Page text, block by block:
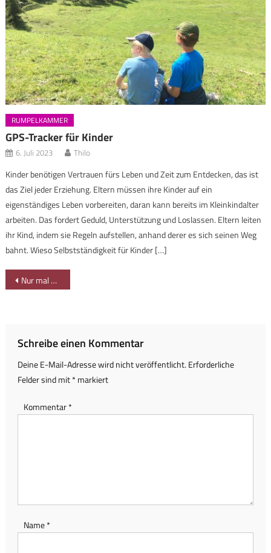
RUMPELKAMMER
GPS-Tracker für Kinder
6. Juli 2023 Thilo
Kinder benötigen Vertrauen fürs Leben und Zeit zum Entdecken, das ist
das Ziel jeder Erziehung. Eltern müssen ihre Kinder auf ein
eigenständiges Leben vorbereiten, daran kann bereits im Kleinkindalter
arbeiten. Das fordert Geduld, Unterstützung und Loslassen. Eltern leiten
ihr Kind, indem sie Regeln aufstellen, anhand derer es sich seinen Weg
bahnt. Wieso Selbstständigkeit für Kinder […]
Beitragsnavigation
Nur mal bisschen geradeaus im Ostertal
Schreibe einen Kommentar
Deine E-Mail-Adresse wird nicht veröffentlicht. Erforderliche
Felder sind mit*markiert
Kommentar*
Name*